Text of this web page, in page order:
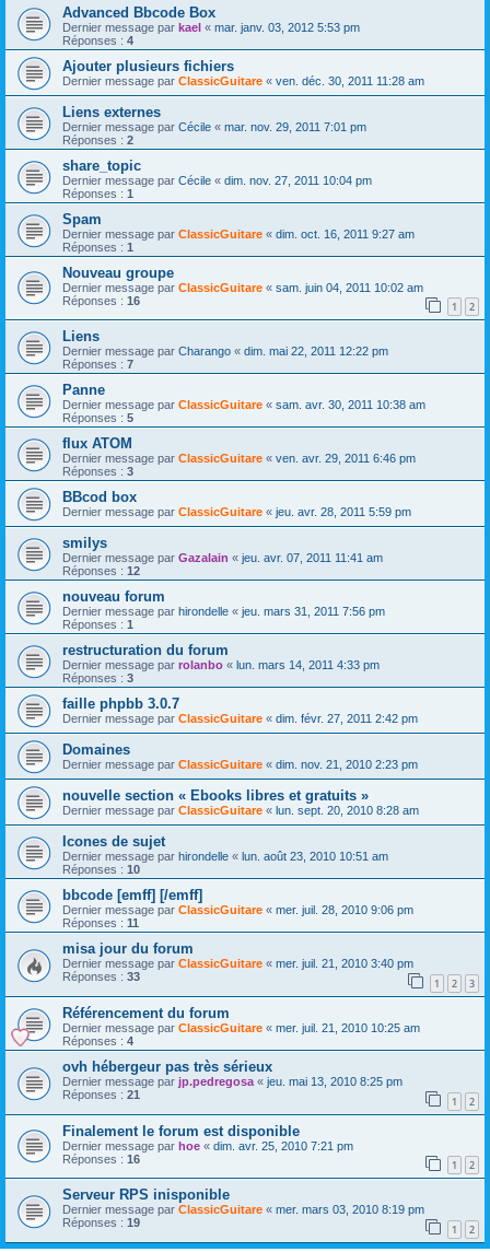
Advanced Bbcode Box
Dernier message par kael « mar. janv. 03, 2012 5:53 pm
Réponses : 4
Ajouter plusieurs fichiers
Dernier message par ClassicGuitare « ven. déc. 30, 2011 11:28 am
Liens externes
Dernier message par Cécile « mar. nov. 29, 2011 7:01 pm
Réponses : 2
share_topic
Dernier message par Cécile « dim. nov. 27, 2011 10:04 pm
Réponses : 1
Spam
Dernier message par ClassicGuitare « dim. oct. 16, 2011 9:27 am
Réponses : 1
Nouveau groupe
Dernier message par ClassicGuitare « sam. juin 04, 2011 10:02 am
Réponses : 16 1 2
Liens
Dernier message par Charango « dim. mai 22, 2011 12:22 pm
Réponses : 7
Panne
Dernier message par ClassicGuitare « sam. avr. 30, 2011 10:38 am
Réponses : 5
flux ATOM
Dernier message par ClassicGuitare « ven. avr. 29, 2011 6:46 pm
Réponses : 3
BBcod box
Dernier message par ClassicGuitare « jeu. avr. 28, 2011 5:59 pm
smilys
Dernier message par Gazalain « jeu. avr. 07, 2011 11:41 am
Réponses : 12
nouveau forum
Dernier message par hirondelle « jeu. mars 31, 2011 7:56 pm
Réponses : 1
restructuration du forum
Dernier message par rolanbo « lun. mars 14, 2011 4:33 pm
Réponses : 3
faille phpbb 3.0.7
Dernier message par ClassicGuitare « dim. févr. 27, 2011 2:42 pm
Domaines
Dernier message par ClassicGuitare « dim. nov. 21, 2010 2:23 pm
nouvelle section « Ebooks libres et gratuits »
Dernier message par ClassicGuitare « lun. sept. 20, 2010 8:28 am
Icones de sujet
Dernier message par hirondelle « lun. août 23, 2010 10:51 am
Réponses : 10
bbcode [emff] [/emff]
Dernier message par ClassicGuitare « mer. juil. 28, 2010 9:06 pm
Réponses : 11
misa jour du forum
Dernier message par ClassicGuitare « mer. juil. 21, 2010 3:40 pm
Réponses : 33 1 2 3
Référencement du forum
Dernier message par ClassicGuitare « mer. juil. 21, 2010 10:25 am
Réponses : 4
ovh hébergeur pas très sérieux
Dernier message par jp.pedregosa « jeu. mai 13, 2010 8:25 pm
Réponses : 21 1 2
Finalement le forum est disponible
Dernier message par hoe « dim. avr. 25, 2010 7:21 pm
Réponses : 16 1 2
Serveur RPS inisponible
Dernier message par ClassicGuitare « mer. mars 03, 2010 8:19 pm
Réponses : 19 1 2